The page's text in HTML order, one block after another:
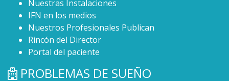
Nuestras Instalaciones
IFN en los medios
Nuestros Profesionales Publican
Rincón del Director
Portal del paciente
PROBLEMAS DE SUEÑO